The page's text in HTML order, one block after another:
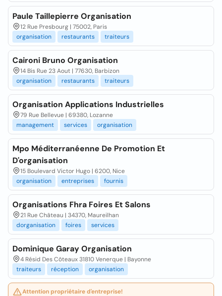
Paule Taillepierre Organisation
12 Rue Presbourg | 75002, Paris
organisation
restaurants traiteurs
Caironi Bruno Organisation
14 Bis Rue 23 Aout | 77630, Barbizon
organisation
restaurants traiteurs
Organisation Applications Industrielles
79 Rue Bellevue | 69380, Lozanne
management
services organisation
Mpo Méditerranéenne De Promotion Et
D'organisation
15 Boulevard Victor Hugo | 6200, Nice
organisation
entreprises fournis
Organisations Fhra Foires Et Salons
21 Rue Château | 34370, Maureilhan
dorganisation
foires services
Dominique Garay Organisation
4 Résid Des Côteaux 31810 Venerque | Bayonne
traiteurs
réception organisation
Attention propriétaire d'entreprise!